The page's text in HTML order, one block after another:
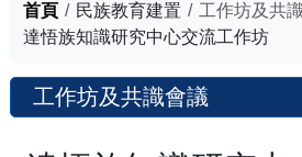
首頁 民族教育建置
工作坊及共
達悟族知識研究中心交流工作坊
工作坊及共識會議